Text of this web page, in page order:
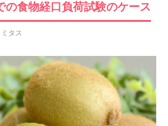
の食物経口負荷試験のケース
ミタス